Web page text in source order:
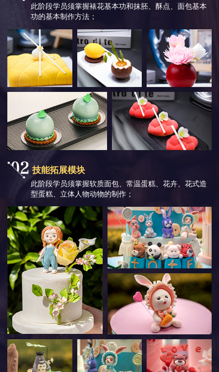
此阶段学员须掌握裱花基本功和抹胚、酥点、面包基本
功的基本制作方法；
技能拓展模块
此阶段学员须掌握软质面包、常温蛋糕、花卉、花式造
型蛋糕、立体人物动物的制作；